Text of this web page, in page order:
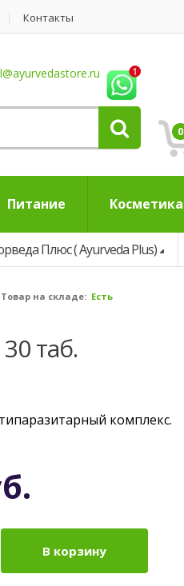
Контакты
0
Питание Косметика
Плюс ( Ayurveda Plus)
Товар на складе: Есть
30 таб.
комплекс.
В корзину